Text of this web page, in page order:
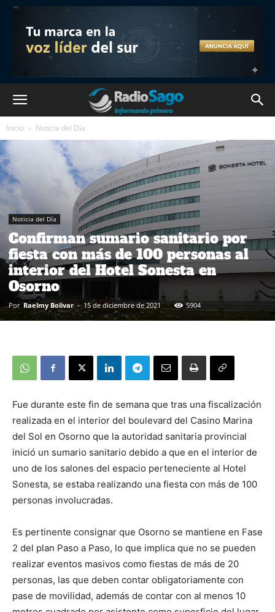
Inicio Noticia del Día
Noticia del Día
Confirman sumario sanitario por
fiesta con más de 100 personas al
interior del Hotel Sonesta en
Osorno
Por Raelmy Bolivar - 15 de diciembre de 2021 5904
Fue durante este fin de semana que tras una fiscalización
realizada en el interior del boulevard del Casino Marina
del Sol en Osorno que la autoridad sanitaria provincial
inició un sumario sanitario debido a que en el interior de
uno de los salones del espacio perteneciente al Hotel
Sonesta, se estaba realizando una fiesta con más de 100
personas involucradas.
Es pertinente consignar que Osorno se mantiene en Fase
2 del plan Paso a Paso, lo que implica que no se pueden
realizar eventos masivos como fiestas de más de 20
personas, las que deben contar obligatoriamente con
pase de movilidad, además de contar con al menos 10